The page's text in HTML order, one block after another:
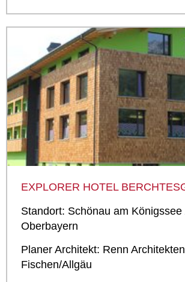
EXPLORER HOTEL
Standort: Schönau am Königssee
Oberbayern
Planer Architekt: Renn Architekten
Fischen/Allgäu